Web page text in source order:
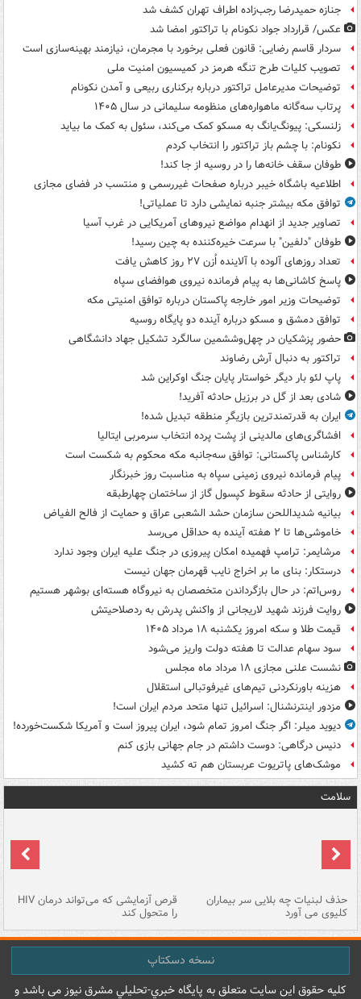
جنازه حمیدرضا رجب‌زاده اطراف تهران کشف شد
عکس/ قرارداد جواد نکونام با تراکتور امضا شد
سردار قاسم رضایی: قانون فعلی برخورد با مجرمان، نیازمند بهینه‌سازی است
تصویب کلیات طرح تنگه هرمز در کمیسیون امنیت ملی
توضیحات مدیرعامل تراکتور درباره برکناری ربیعی و آمدن نکونام
پرتاب سه‌گانه ماهواره‌های منظومه سلیمانی در سال ۱۴۰۵
زلنسکی: پیونگ‌یانگ به مسکو کمک می‌کند، سئول به کمک ما بیاید
نکونام: با چشم باز تراکتور را انتخاب کردم
طوفان سقف خانه‌ها را در روسیه از جا ‌کند!
اطلاعیه باشگاه خیبر درباره صفحات غیررسمی و منتسب در فضای مجازی
توافق مکه بیشتر جنبه نمایشی دارد تا عملیاتی!
تصاویر جدید از انهدام مواضع نیروهای آمریکایی در غرب آسیا
طوفان "دلفین" با سرعت خیره‌کننده به چین رسید!
تعداد روزهای آلوده با آلاینده اُزن ۲۷ روز کاهش یافت
پاسخ کاشانی‌ها به پیام فرمانده نیروی هوافضای سپاه
توضیحات وزیر امور خارجه پاکستان درباره توافق امنیتی مکه
توافق دمشق و مسکو درباره آینده دو پایگاه روسیه
حضور پزشکیان در چهل‌وششمین سالگرد تشکیل جهاد دانشگاهی
تراکتور به دنبال آرش رضاوند
پاپ لئو بار دیگر خواستار پایان جنگ اوکراین شد
شادی بعد از گل در برزیل حادثه آفرید!
ایران به قدرتمندترین بازیگرِ منطقه تبدیل شده!
افشاگری‌های مالدینی از پشت پرده انتخاب سرمربی ایتالیا
کارشناس پاکستانی: توافق سه‌جانبه مکه محکوم به شکست است
پیام فرمانده نیروی زمینی سپاه به مناسبت روز خبرنگار
روایتی از حادثه سقوط کپسول گاز از ساختمان چهارطبقه
بیانیه شدیداللحن سازمان حشد الشعبی عراق و حمایت از فالح الفیاض
خاموشی‌ها تا ۲ هفته آینده به حداقل می‌رسد
مرشایمر: ترامپ فهمیده امکان پیروزی در جنگ علیه ایران وجود ندارد
درستکار: بنای ما بر اخراج نایب قهرمان جهان نیست
روس‌اتم: در حال بازگرداندن متخصصان به نیروگاه هسته‌ای بوشهر هستیم
روایت فرزند شهید لاریجانی از واکنش پدرش به ردصلاحیتش
قیمت طلا و سکه امروز یکشنبه ۱۸ مرداد ۱۴۰۵
سود سهام عدالت تا هفته دولت واریز می‌شود
نشست علنی مجازی ۱۸ مرداد ماه مجلس
هزینه باورنکردنی تیم‌های غیرفوتبالی استقلال
مزدور اینترنشنال: اسرائیل تنها متحد مردم ایران است!
دیوید میلر: اگر جنگ امروز تمام شود، ایران پیروز است و آمریکا شکست‌خورده!
دنیس درگاهی: دوست داشتم در جام جهانی بازی کنم
موشک‌های پاتریوت عربستان هم ته‌ کشید
سلامت
حذف لبنیات چه بلایی سر بیماران
کلیوی می آورد
قرص آزمایشی که می‌تواند درمان HIV
را متحول کند
نسخه دسکتاپ
کليه حقوق اين سايت متعلق به پایگاه خبري-تحليلي مشرق نيوز می باشد و